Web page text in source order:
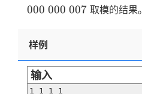
000 000
000 007
007 取模的结果。
样例
输入